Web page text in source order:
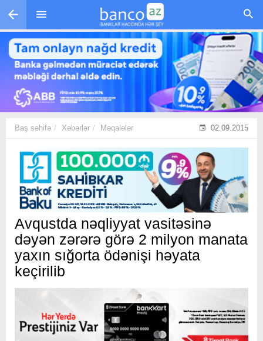
Skip to main content
Baş səhifə Xəbərlər Məqalələr 02.09.2015
Avqustda nəqliyyat vasitəsinə
dəyən zərərə görə 2 milyon manata
yaxın sığorta ödənişi həyata
keçirilib